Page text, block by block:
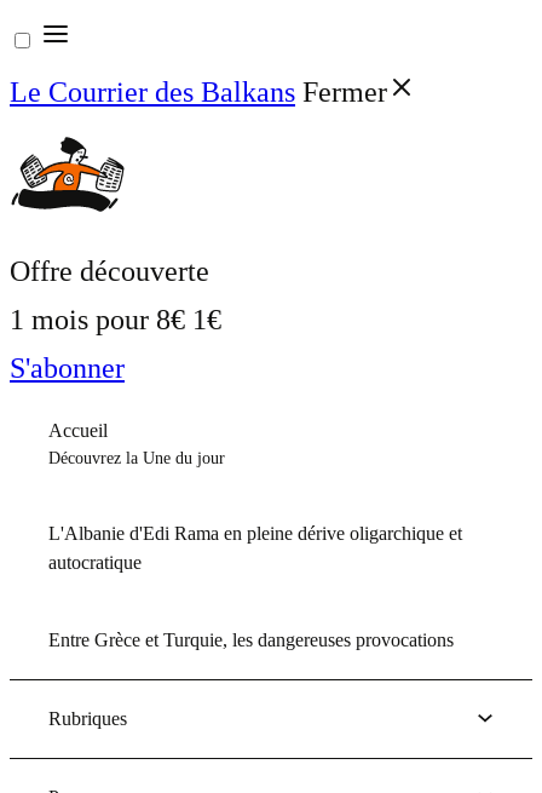
Aller
au
contenu
Le Courrier des Balkans Fermer
Offre découverte
1 mois pour 8€ 1€
S'abonner
Accueil
Découvrez la Une du jour
L'Albanie d'Edi Rama en pleine dérive oligarchique et
autocratique
Entre Grèce et Turquie, les dangereuses provocations
Rubriques